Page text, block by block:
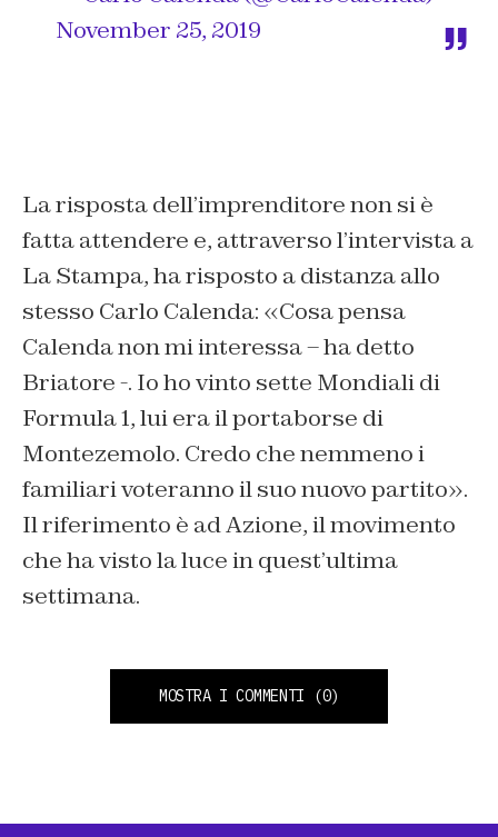
November 25, 2019
La risposta dell’imprenditore non si è
fatta attendere e, attraverso l’intervista a
La Stampa, ha risposto a distanza allo
stesso Carlo Calenda: «Cosa pensa
Calenda non mi interessa – ha detto
Briatore -. Io ho vinto sette Mondiali di
Formula 1, lui era il portaborse di
Montezemolo. Credo che nemmeno i
familiari voteranno il suo nuovo partito».
Il riferimento è ad Azione, il movimento
che ha visto la luce in quest’ultima
settimana.
MOSTRA I COMMENTI (0)